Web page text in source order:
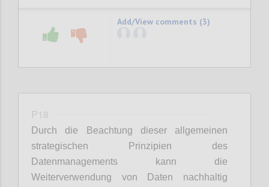
Add/View comments (3)
P18
Durch die Beachtung dieser allgemeinen
strategischen Prinzipien des
Datenmanagements kann die
Weiterverwendung von Daten nachhaltig